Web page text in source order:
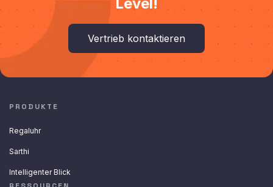
Vertrieb kontaktieren
PRODUKTE
Regaluhr
Sarthi
Intelligenter Blick